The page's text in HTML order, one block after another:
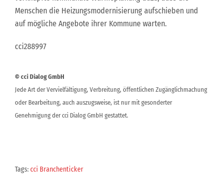
Menschen die Heizungsmodernisierung aufschieben und
auf mögliche Angebote ihrer Kommune warten.
cci288997
© cci Dialog GmbH
Jede Art der Vervielfältigung, Verbreitung, öffentlichen Zugänglichmachung
oder Bearbeitung, auch auszugsweise, ist nur mit gesonderter
Genehmigung der cci Dialog GmbH gestattet.
Tags:cci Branchenticker